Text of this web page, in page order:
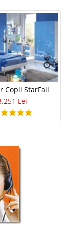
Copii StarFall
Lei